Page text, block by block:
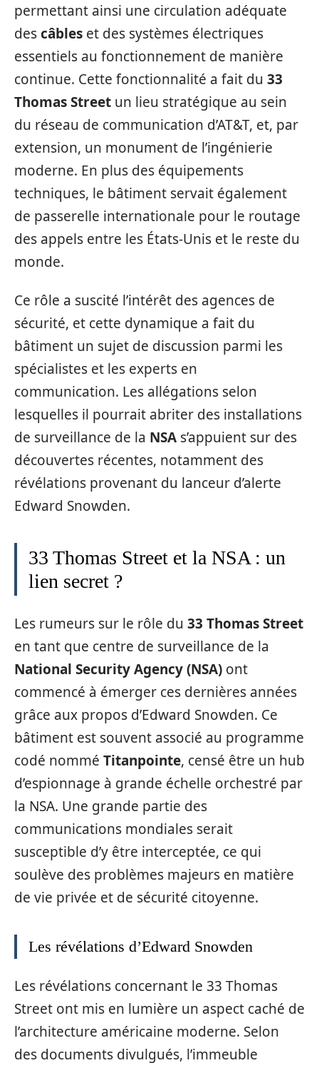
permettant ainsi une circulation adéquate
descâbles et des systèmes électriques
essentiels au fonctionnement de manière
continue. Cette fonctionnalité a fait du 33
Thomas Street un lieu stratégique au sein
du réseau de communication d’AT&T, et, par
extension, un monument de l’ingénierie
moderne. En plus des équipements
techniques, le bâtiment servait également
de passerelle internationale pour le routage
des appels entre les États-Unis et le reste du
monde.
Ce rôle a suscité l’intérêt des agences de
sécurité, et cette dynamique a fait du
bâtiment un sujet de discussion parmi les
spécialistes et les experts en
communication. Les allégations selon
lesquelles il pourrait abriter des installations
de surveillance de la NSA s’appuient sur des
découvertes récentes, notamment des
révélations provenant du lanceur d’alerte
Edward Snowden.
33 Thomas Street et la NSA : un
lien secret ?
Les rumeurs sur le rôle du 33 Thomas Street
en tant que centre de surveillance de la
National Security Agency (NSA) ont
commencé à émerger ces dernières années
grâce aux propos d’Edward Snowden. Ce
bâtiment est souvent associé au programme
codé nommé Titanpointe, censé être un hub
d’espionnage à grande échelle orchestré par
la NSA. Une grande partie des
communications mondiales serait
susceptible d’y être interceptée, ce qui
soulève des problèmes majeurs en matière
de vie privée et de sécurité citoyenne.
Les révélations d’Edward Snowden
Les révélations concernant le 33 Thomas
Street ont mis en lumière un aspect caché de
l’architecture américaine moderne. Selon
des documents divulgués, l’immeuble